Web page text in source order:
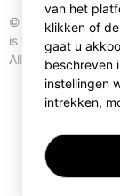
© Gettransport
is trademark of
All rights reserved.
van het
klikken of
gaat u
beschreven
instellingen
intrekken,